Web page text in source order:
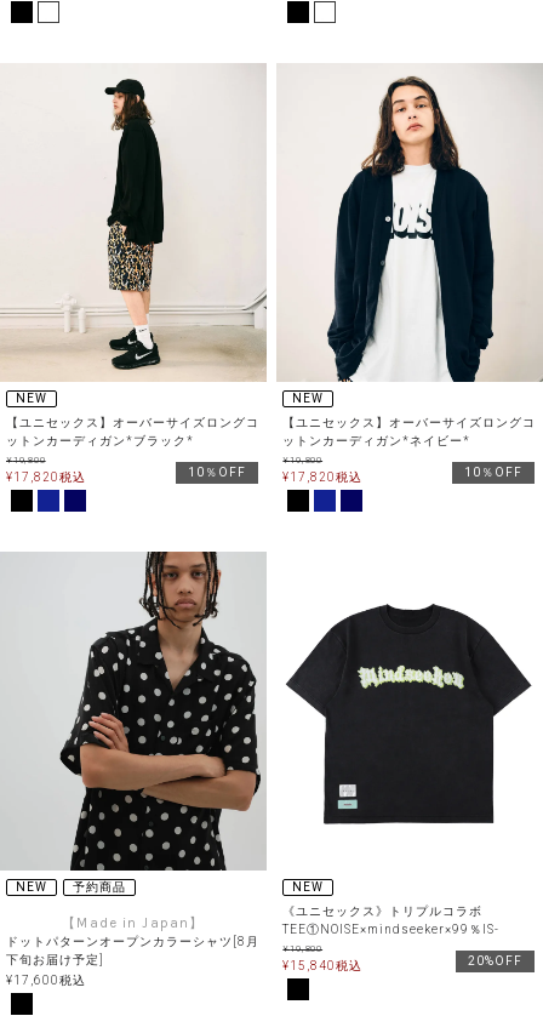
NEW
【ユニセックス】オーバーサイズロングコ
ットンカーディガン*ブラック*
¥19,800
¥17,820税込 10％OFF
NEW
【ユニセックス】オーバーサイズロングコ
ットンカーディガン*ネイビー*
¥19,800
¥17,820税込 10％OFF
NEW 予約商品
【Made in Japan】
ドットパターンオープンカラーシャツ[8月
下旬お届け予定]
¥17,600税込
NEW
《ユニセックス》トリプルコラボ
TEE①NOISE×mindseeker×99％IS-
¥19,800
¥15,840税込 20%OFF